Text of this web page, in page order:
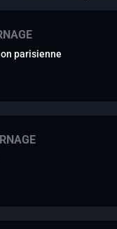
parisienne